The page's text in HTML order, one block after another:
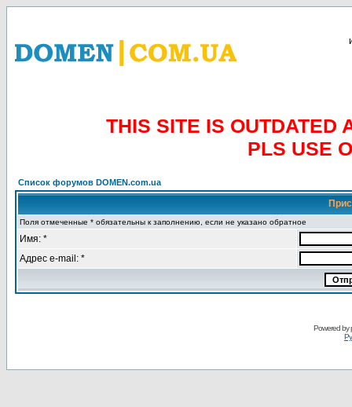
THIS SITE IS OUTDATED
PLS USE
Список форумов DOMEN.com.ua
Поля отмеченные * обязательны к заполнению, если не указано обратное
Имя: *
Адрес e-mail: *
Powered by